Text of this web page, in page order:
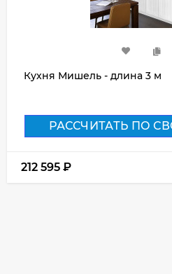
Кухня Мишель - длина 3 м
РАССЧИТАТЬ ПО
212 595 ₽